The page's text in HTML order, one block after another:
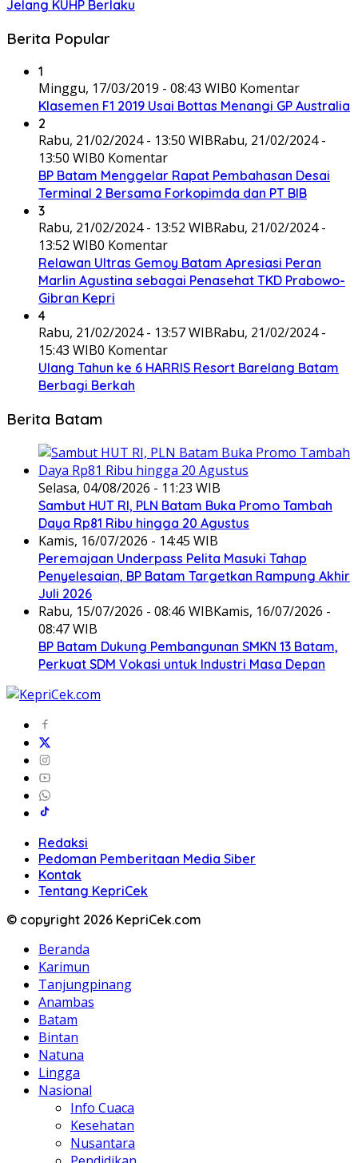
Jelang KUHP Berlaku
Berita Popular
1
Minggu, 17/03/2019 - 08:43 WIB0 Komentar
Klasemen F1 2019 Usai Bottas Menangi GP Australia
2
Rabu, 21/02/2024 - 13:50 WIBRabu, 21/02/2024 -
13:50 WIB0 Komentar
BP Batam Menggelar Rapat Pembahasan Desai
Terminal 2 Bersama Forkopimda dan PT BIB
3
Rabu, 21/02/2024 - 13:52 WIBRabu, 21/02/2024 -
13:52 WIB0 Komentar
Relawan Ultras Gemoy Batam Apresiasi Peran
Marlin Agustina sebagai Penasehat TKD Prabowo-
Gibran Kepri
4
Rabu, 21/02/2024 - 13:57 WIBRabu, 21/02/2024 -
15:43 WIB0 Komentar
Ulang Tahun ke 6 HARRIS Resort Barelang Batam
Berbagi Berkah
Berita Batam
Selasa, 04/08/2026 - 11:23 WIB
Sambut HUT RI, PLN Batam Buka Promo Tambah
Daya Rp81 Ribu hingga 20 Agustus
Kamis, 16/07/2026 - 14:45 WIB
Peremajaan Underpass Pelita Masuki Tahap
Penyelesaian, BP Batam Targetkan Rampung Akhir
Juli 2026
Rabu, 15/07/2026 - 08:46 WIBKamis, 16/07/2026 -
08:47 WIB
BP Batam Dukung Pembangunan SMKN 13 Batam,
Perkuat SDM Vokasi untuk Industri Masa Depan
Redaksi
Pedoman Pemberitaan Media Siber
Kontak
Tentang KepriCek
© copyright 2026 KepriCek.com
Beranda
Karimun
Tanjungpinang
Anambas
Batam
Bintan
Natuna
Lingga
Nasional
Info Cuaca
Kesehatan
Nusantara